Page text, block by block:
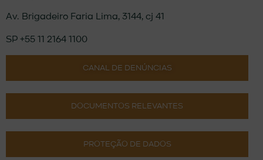
Av. Brigadeiro Faria Lima, 3144, cj 41
SP +55 11 2164 1100
CANAL DE DENÚNCIAS
DOCUMENTOS RELEVANTES
PROTEÇÃO DE DADOS